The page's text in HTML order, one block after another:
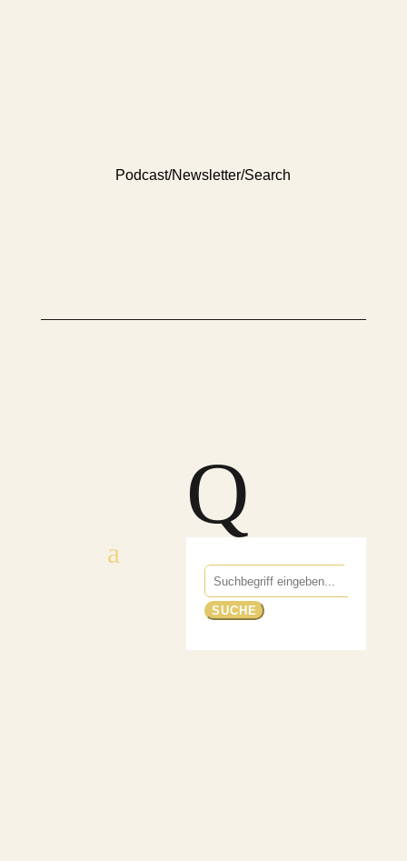
Podcast/Newsletter/Search
Q
Suchen
nach: